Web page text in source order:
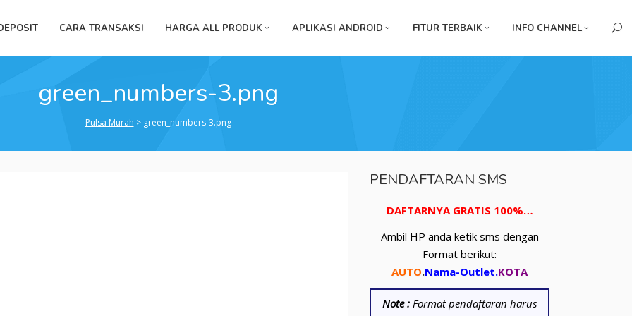
CARA TRANSAKSI HARGA ALL PRODUK APLIKASI ANDROID FITUR TERBAIK INFO CHANNEL
green_numbers-3.png
Pulsa Murah > green_numbers-3.png
PENDAFTARAN SMS
DAFTARNYA GRATIS 100%…
Ambil HP anda ketik sms dengan
Format berikut:
AUTO.Nama-Outlet.KOTA
Note : Format pendaftaran harus